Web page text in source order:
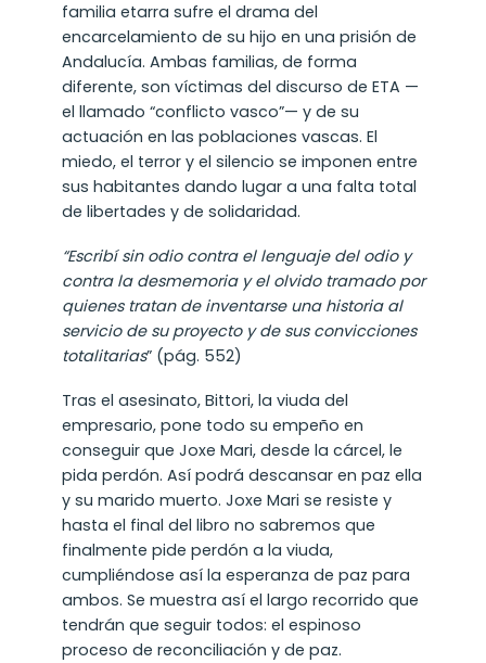
familia etarra sufre el drama del
encarcelamiento de su hijo en una prisión de
Andalucía. Ambas familias, de forma
diferente, son víctimas del discurso de ETA —
el llamado “conflicto vasco”— y de su
actuación en las poblaciones vascas. El
miedo, el terror y el silencio se imponen entre
sus habitantes dando lugar a una falta total
de libertades y de solidaridad.
“Escribí sin odio contra el lenguaje del odio y
contra la desmemoria y el olvido tramado por
quienes tratan de inventarse una historia al
servicio de su proyecto y de sus convicciones
totalitarias” (pág. 552)
Tras el asesinato, Bittori, la viuda del
empresario, pone todo su empeño en
conseguir que Joxe Mari, desde la cárcel, le
pida perdón. Así podrá descansar en paz ella
y su marido muerto. Joxe Mari se resiste y
hasta el final del libro no sabremos que
finalmente pide perdón a la viuda,
cumpliéndose así la esperanza de paz para
ambos. Se muestra así el largo recorrido que
tendrán que seguir todos: el espinoso
proceso de reconciliación y de paz.